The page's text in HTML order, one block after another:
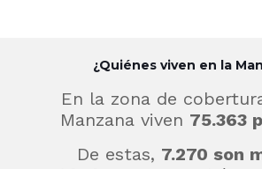
¿Quiénes viven en la
En la zona de
Manzana viven 75.363
De estas, 7.270 son